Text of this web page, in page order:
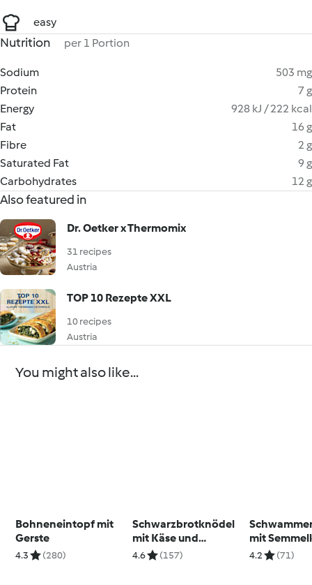
easy
Nutrition per 1 Portion
Sodium
503 mg
Protein
7 g
Energy
928 kJ / 222 kcal
Fat
16 g
Fibre
2 g
Saturated Fat
9 g
Carbohydrates
12 g
Also featured in
Dr. Oetker x Thermomix
31 recipes
Austria
TOP 10 Rezepte XXL
10 recipes
Austria
You might also like...
Bohneneintopf mit
Gerste
4.3 (280)
Schwarzbrotknödel
mit Käse und
Wurzelgemüse
4.6 (157)
mit
4.2 (71)